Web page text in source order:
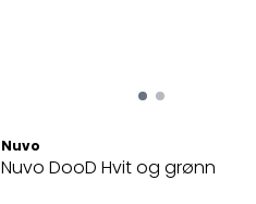
Nuvo
Nuvo DooD Hvit og grønn